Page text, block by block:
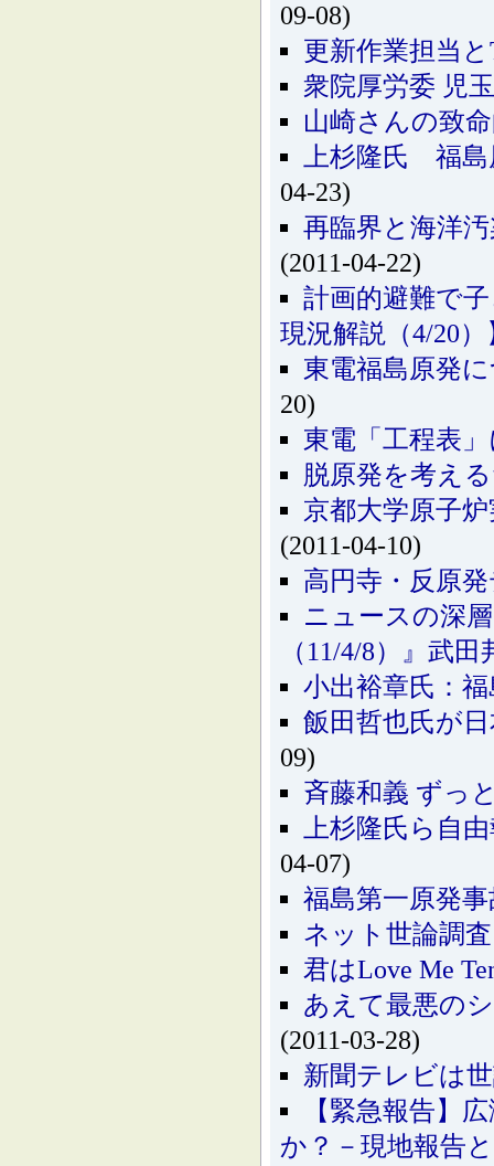
09-08)
更新作業担当
衆院厚労委 児
山崎さんの致
上杉隆氏 福島
04-23)
再臨界と海洋
(2011-04-22)
計画的避難で
現況解説（4/20）
東電福島原発
20)
東電「工程表
脱原発を考え
京都大学原子
(2011-04-10)
高円寺・反原
ニュースの深
（11/4/8）』武
小出裕章氏：
飯田哲也氏が
09)
斉藤和義 ずっ
上杉隆氏ら自
04-07)
福島第一原発事
ネット世論調
君はLove Me
あえて最悪の
(2011-03-28)
新聞テレビは
【緊急報告】
か？－現地報告